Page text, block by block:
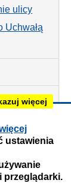
ustawienia
przeglądarki.
więcej
ulicy
Uchwałą